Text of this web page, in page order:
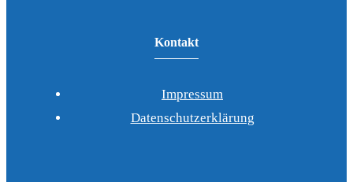
Kontakt
Impressum
Datenschutzerklärung